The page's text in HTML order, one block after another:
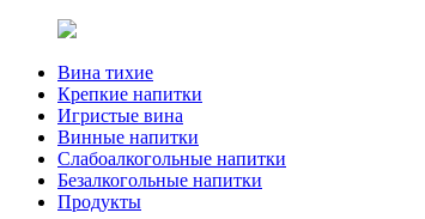
Вина тихие
Крепкие напитки
Игристые вина
Винные напитки
Слабоалкогольные напитки
Безалкогольные напитки
Продукты